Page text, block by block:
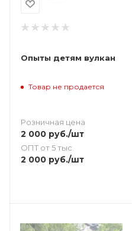
Опыты детям вулкан
Товар не продается
Розничная цена
2 000 руб./шт
ОПТ от 5 тыс.
2 000 руб./шт